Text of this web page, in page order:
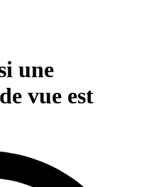
une
vue est